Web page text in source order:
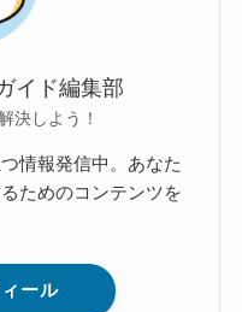
イド編集部
決しよう！
情報発信中。あなた
ためのコンテンツを
ール